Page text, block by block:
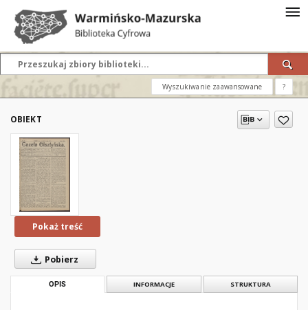
Wyszukiwanie zaawansowane ?
OBIEKT
Pokaż treść
Pobierz
OPIS INFORMACJE STRUKTURA